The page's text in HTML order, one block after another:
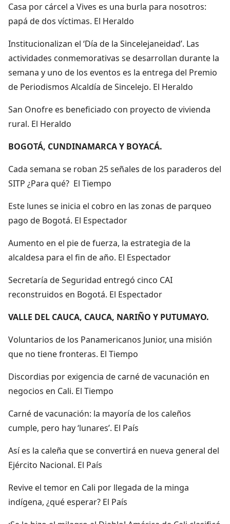
Casa por cárcel a Vives es una burla para nosotros:
papá de dos víctimas. El Heraldo
Institucionalizan el ‘Día de la Sincelejaneidad’. Las
actividades conmemorativas se desarrollan durante la
semana y uno de los eventos es la entrega del Premio
de Periodismos Alcaldía de Sincelejo. El Heraldo
San Onofre es beneficiado con proyecto de vivienda
rural. El Heraldo
BOGOTÁ, CUNDINAMARCA Y BOYACÁ.
Cada semana se roban 25 señales de los paraderos del
SITP ¿Para qué? El Tiempo
Este lunes se inicia el cobro en las zonas de parqueo
pago de Bogotá. El Espectador
Aumento en el pie de fuerza, la estrategia de la
alcaldesa para el fin de año. El Espectador
Secretaría de Seguridad entregó cinco CAI
reconstruidos en Bogotá. El Espectador
VALLE DEL CAUCA, CAUCA, NARIÑO Y PUTUMAYO.
Voluntarios de los Panamericanos Junior, una misión
que no tiene fronteras. El Tiempo
Discordias por exigencia de carné de vacunación en
negocios en Cali. El Tiempo
Carné de vacunación: la mayoría de los caleños
cumple, pero hay ‘lunares’. El País
Así es la caleña que se convertirá en nueva general del
Ejército Nacional. El País
Revive el temor en Cali por llegada de la minga
indígena, ¿qué esperar? El País